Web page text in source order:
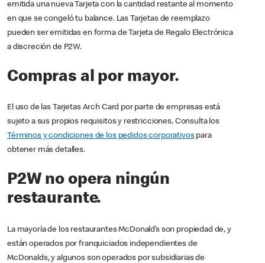
emitida una nueva Tarjeta con la cantidad restante al momento
en que se congeló tu balance. Las Tarjetas de reemplazo
pueden ser emitidas en forma de Tarjeta de Regalo Electrónica
a discreción de P2W.
Compras al por mayor.
El uso de las Tarjetas Arch Card por parte de empresas está
sujeto a sus propios requisitos y restricciones. Consulta los
Términos y condiciones de los pedidos corporativospara
obtener más detalles.
P2W no opera ningún
restaurante.
La mayoría de los restaurantes McDonald’s son propiedad de, y
están operados por franquiciados independientes de
McDonalds, y algunos son operados por subsidiarias de